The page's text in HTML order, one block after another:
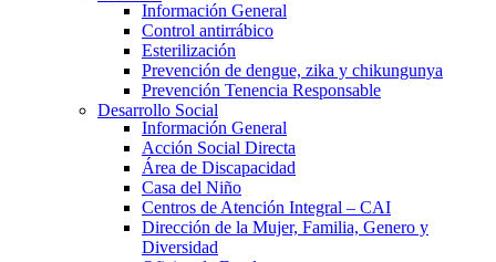
Información General
Control antirrábico
Esterilización
Prevención de dengue, zika y chikungunya
Prevención Tenencia Responsable
Desarrollo Social
Información General
Acción Social Directa
Área de Discapacidad
Casa del Niño
Centros de Atención Integral – CAI
Dirección de la Mujer, Familia, Genero y
Diversidad